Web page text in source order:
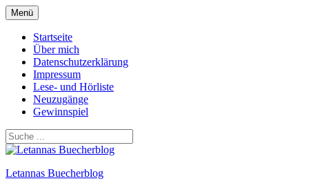
Zum
Inhalt
springen
Menü
Startseite
Über mich
Datenschutzerklärung
Impressum
Lese- und Hörliste
Neuzugänge
Gewinnspiel
Letannas Buecherblog